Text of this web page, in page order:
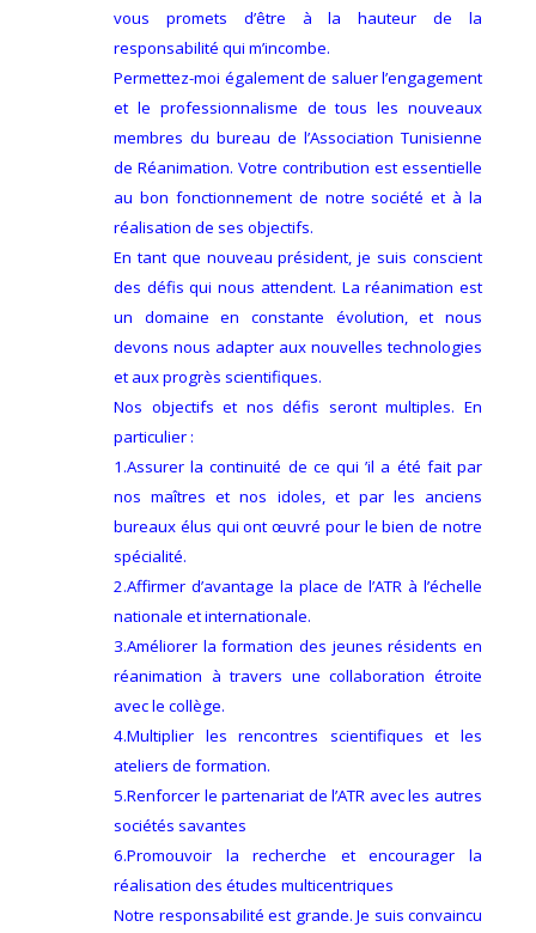
vous promets d’être à la hauteur de la
responsabilité qui m’incombe.
Permettez-moi également de saluer l’engagement
et le professionnalisme de tous les nouveaux
membres du bureau de l’Association Tunisienne
de Réanimation. Votre contribution est essentielle
au bon fonctionnement de notre société et à la
réalisation de ses objectifs.
En tant que nouveau président, je suis conscient
des défis qui nous attendent. La réanimation est
un domaine en constante évolution, et nous
devons nous adapter aux nouvelles technologies
et aux progrès scientifiques.
Nos objectifs et nos défis seront multiples. En
particulier :
1.Assurer la continuité de ce qui ’il a été fait par
nos maîtres et nos idoles, et par les anciens
bureaux élus qui ont œuvré pour le bien de notre
spécialité.
2.Affirmer d’avantage la place de l’ATR à l’échelle
nationale et internationale.
3.Améliorer la formation des jeunes résidents en
réanimation à travers une collaboration étroite
avec le collège.
4.Multiplier les rencontres scientifiques et les
ateliers de formation.
5.Renforcer le partenariat de l’ATR avec les autres
sociétés savantes
6.Promouvoir la recherche et encourager la
réalisation des études multicentriques
Notre responsabilité est grande. Je suis convaincu